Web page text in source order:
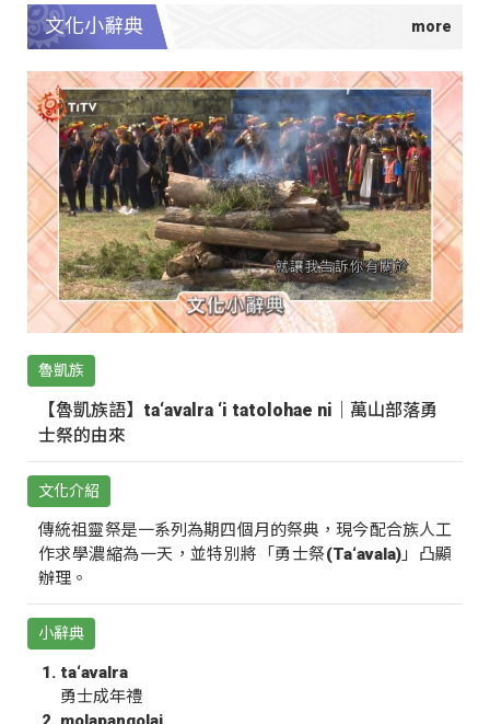
文化小辭典
魯凱族
【魯凱族語】ta‘avalra ‘i tatolohae ni｜萬山部落勇
士祭的由來
文化介紹
傳統祖靈祭是一系列為期四個月的祭典，現今配合族人工
作求學濃縮為一天，並特別將「勇士祭(Ta‘avala)」凸顯
辦理。
小辭典
ta‘avalra
勇士成年禮